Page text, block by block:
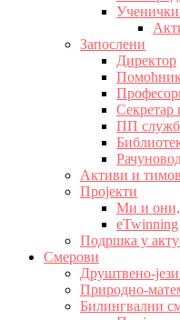
Запослени
Директор
Секретар
ПП
Активи и
Пројекти
Ми и
eTwinning
Подршка у
Смерови
Друштвено-
Природно-
Билингвални